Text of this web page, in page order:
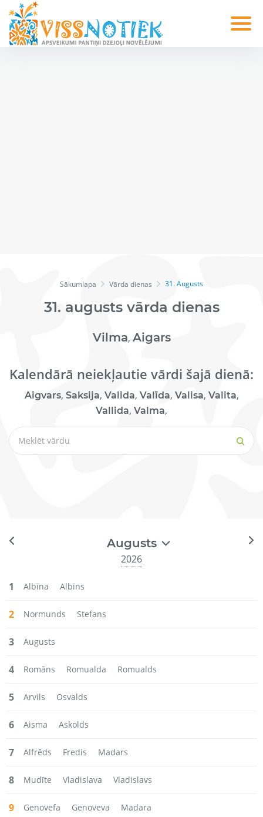
Sākumlapa Vārda dienas 31. Augusts
31. augustsvārda dienas
Vilma, Aigars
Kalendārā neiekļautie vārdi šajā dienā:
Aigvars, Saksija, Valida, Valīda, Valisa, Valita,
Vallida, Valma,
Augusts
2026
1 Albīna Albīns
2 Normunds Stefans
3 Augusts
4 Romāns Romualda Romualds
5 Arvils Osvalds
6 Aisma Askolds
7 Alfrēds Fredis Madars
8 Mudīte Vladislava Vladislavs
9 Genovefa Genoveva Madara